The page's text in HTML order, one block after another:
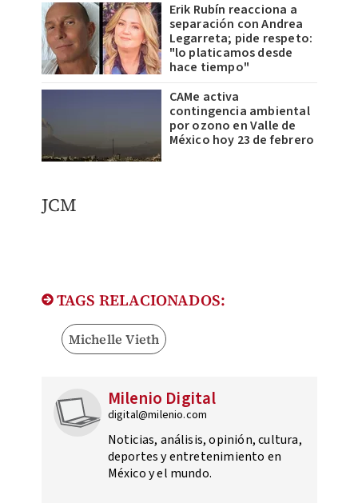
Erik Rubín reacciona a
separación con Andrea
Legarreta; pide respeto:
"lo platicamos desde
hace tiempo"
CAMe activa
contingencia ambiental
por ozono en Valle de
México hoy 23 de febrero
JCM
TAGS RELACIONADOS:
Michelle Vieth
Milenio Digital
digital@milenio.com
Noticias, análisis, opinión, cultura,
deportes y entretenimiento en
México y el mundo.